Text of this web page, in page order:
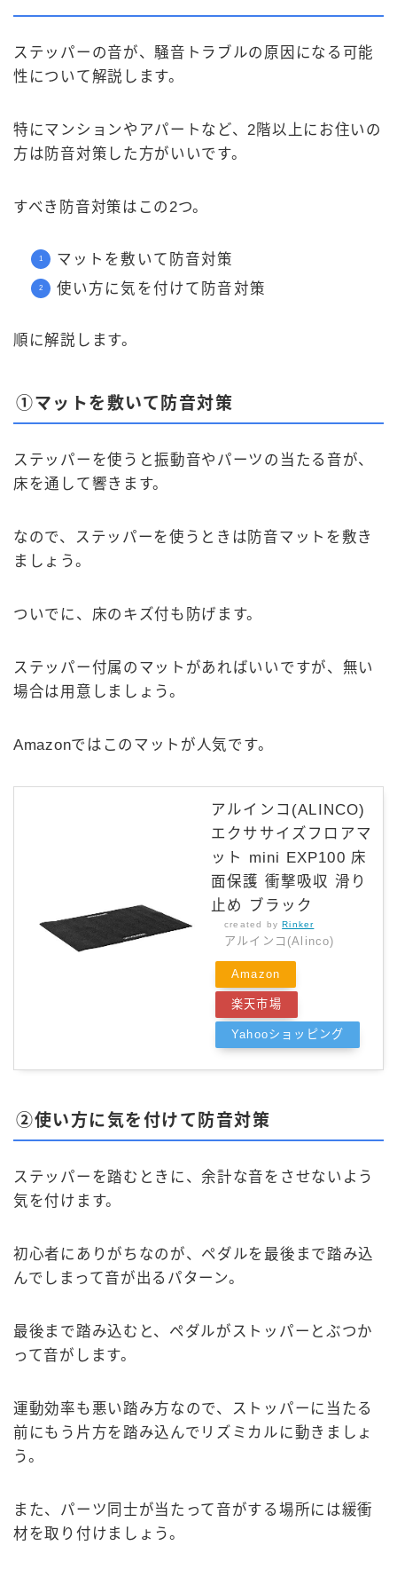
ステッパーの音が、騒音トラブルの原因になる可能
性について解説します。
特にマンションやアパートなど、2階以上にお住いの
方は防音対策した方がいいです。
すべき防音対策はこの2つ。
マットを敷いて防音対策
使い方に気を付けて防音対策
順に解説します。
①マットを敷いて防音対策
ステッパーを使うと振動音やパーツの当たる音が、
床を通して響きます。
なので、ステッパーを使うときは防音マットを敷き
ましょう。
ついでに、床のキズ付も防げます。
ステッパー付属のマットがあればいいですが、無い
場合は用意しましょう。
Amazonではこのマットが人気です。
アルインコ(ALINCO)
エクササイズフロアマ
ット mini EXP100 床
面保護 衝撃吸収 滑り
止め ブラック
created byRinker
アルインコ(Alinco)
Amazon
楽天市場
Yahooショッピング
②使い方に気を付けて防音対策
ステッパーを踏むときに、余計な音をさせないよう
気を付けます。
初心者にありがちなのが、ペダルを最後まで踏み込
んでしまって音が出るパターン。
最後まで踏み込むと、ペダルがストッパーとぶつか
って音がします。
運動効率も悪い踏み方なので、ストッパーに当たる
前にもう片方を踏み込んでリズミカルに動きましょ
う。
また、パーツ同士が当たって音がする場所には緩衝
材を取り付けましょう。